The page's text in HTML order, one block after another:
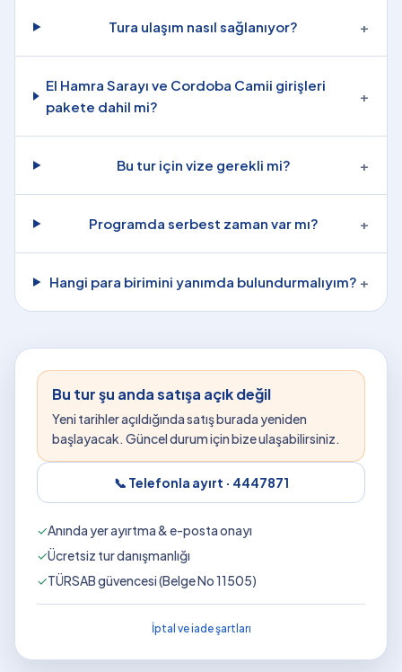
Tura ulaşım nasıl sağlanıyor? +
El Hamra Sarayı ve Cordoba Camii girişleri
pakete dahil mi?
+
Bu tur için vize gerekli mi? +
Programda serbest zaman var mı? +
Hangi para birimini yanımda bulundurmalıyım? +
Bu tur şu anda satışa açık değil
Yeni tarihler açıldığında satış burada yeniden
başlayacak. Güncel durum için bize ulaşabilirsiniz.
📞 Telefonla ayırt · 4447871
✓Anında yer ayırtma & e-posta onayı
✓Ücretsiz tur danışmanlığı
✓TÜRSAB güvencesi (Belge No 11505)
İptal ve iade şartları